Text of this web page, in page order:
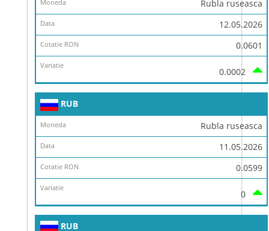
Rubla ruseasca
12.05.2026
0.0601
0.0002
RUB
Rubla ruseasca
11.05.2026
0.0599
0
RUB